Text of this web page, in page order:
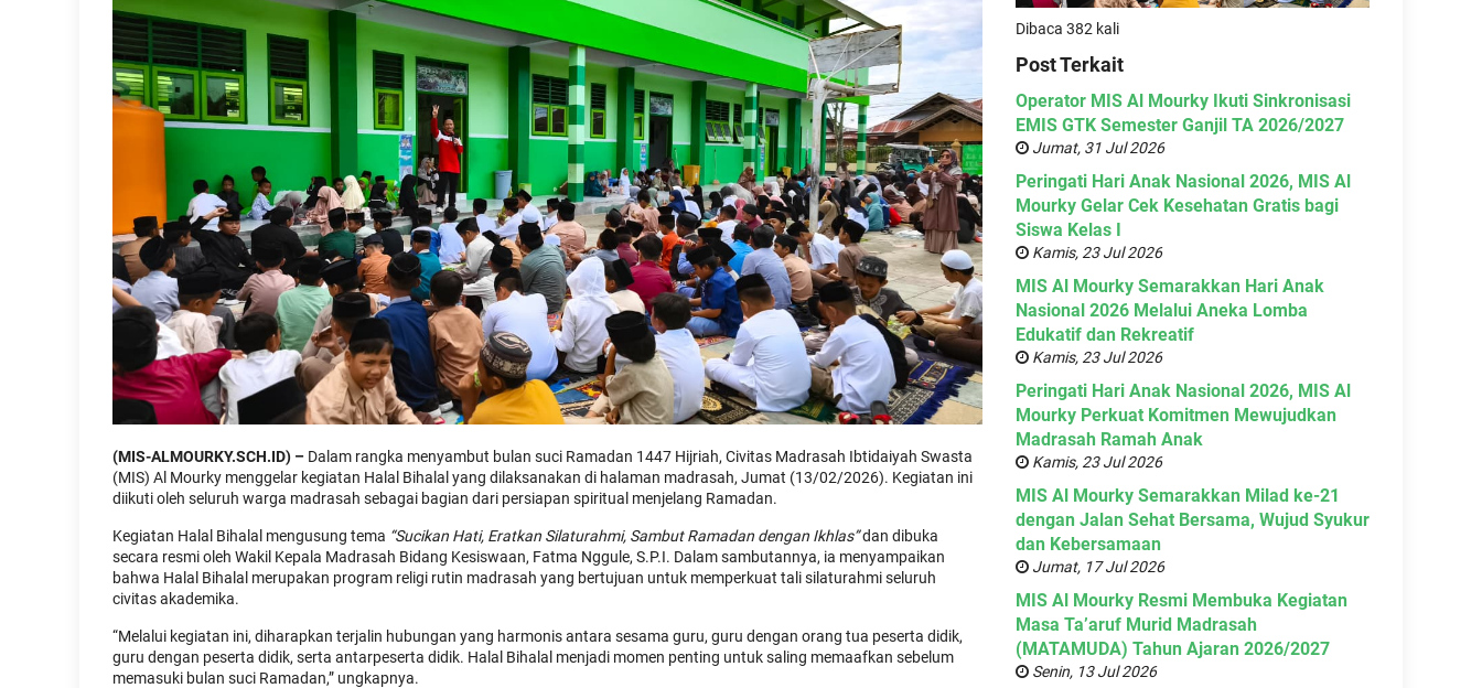
(MIS-ALMOURKY.SCH.ID) – Dalam rangka menyambut bulan suci Ramadan 1447 Hijriah, Civitas Madrasah Ibtidaiyah Swasta
(MIS) Al Mourky menggelar kegiatan Halal Bihalal yang dilaksanakan di halaman madrasah, Jumat (13/02/2026). Kegiatan ini
diikuti oleh seluruh warga madrasah sebagai bagian dari persiapan spiritual menjelang Ramadan.
Kegiatan Halal Bihalal mengusung tema “Sucikan Hati, Eratkan Silaturahmi, Sambut Ramadan dengan Ikhlas”dan dibuka
secara resmi oleh Wakil Kepala Madrasah Bidang Kesiswaan, Fatma Nggule, S.P.I. Dalam sambutannya, ia menyampaikan
bahwa Halal Bihalal merupakan program religi rutin madrasah yang bertujuan untuk memperkuat tali silaturahmi seluruh
civitas akademika.
“Melalui kegiatan ini, diharapkan terjalin hubungan yang harmonis antara sesama guru, guru dengan orang tua peserta didik,
guru dengan peserta didik, serta antarpeserta didik. Halal Bihalal menjadi momen penting untuk saling memaafkan sebelum
memasuki bulan suci Ramadan,” ungkapnya.
Dibaca 382 kali
Post Terkait
Operator MIS Al Mourky Ikuti Sinkronisasi
EMIS GTK Semester Ganjil TA 2026/2027
Jumat, 31 Jul 2026
Peringati Hari Anak Nasional 2026, MIS Al
Mourky Gelar Cek Kesehatan Gratis bagi
Siswa Kelas I
Kamis, 23 Jul 2026
MIS Al Mourky Semarakkan Hari Anak
Nasional 2026 Melalui Aneka Lomba
Edukatif dan Rekreatif
Kamis, 23 Jul 2026
Peringati Hari Anak Nasional 2026, MIS Al
Mourky Perkuat Komitmen Mewujudkan
Madrasah Ramah Anak
Kamis, 23 Jul 2026
MIS Al Mourky Semarakkan Milad ke-21
dengan Jalan Sehat Bersama, Wujud Syukur
dan Kebersamaan
Jumat, 17 Jul 2026
MIS Al Mourky Resmi Membuka Kegiatan
Masa Ta’aruf Murid Madrasah
(MATAMUDA) Tahun Ajaran 2026/2027
Senin, 13 Jul 2026